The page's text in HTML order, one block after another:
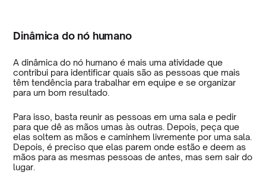
Dinâmica do nó humano
A dinâmica do nó humano é mais uma atividade que
contribui para identificar quais são as pessoas que mais
têm tendência para trabalhar em equipe e se organizar
para um bom resultado.
Para isso, basta reunir as pessoas em uma sala e pedir
para que dê as mãos umas às outras. Depois, peça que
elas soltem as mãos e caminhem livremente por uma sala.
Depois, é preciso que elas parem onde estão e deem as
mãos para as mesmas pessoas de antes, mas sem sair do
lugar.